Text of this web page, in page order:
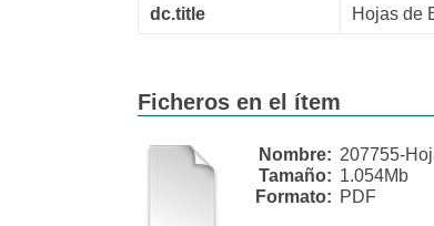
dc.title Hojas de
Ficheros en el ítem
Nombre: 207755-
Tamaño: 1.054Mb
Formato: PDF